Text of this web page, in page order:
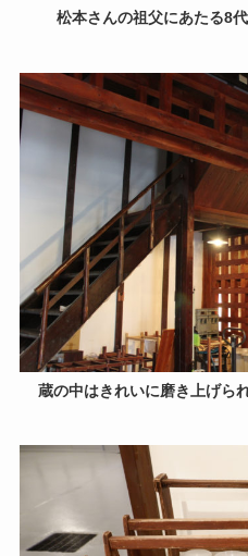
松本さんの祖父にあたる8
蔵の中はきれいに磨き上げら